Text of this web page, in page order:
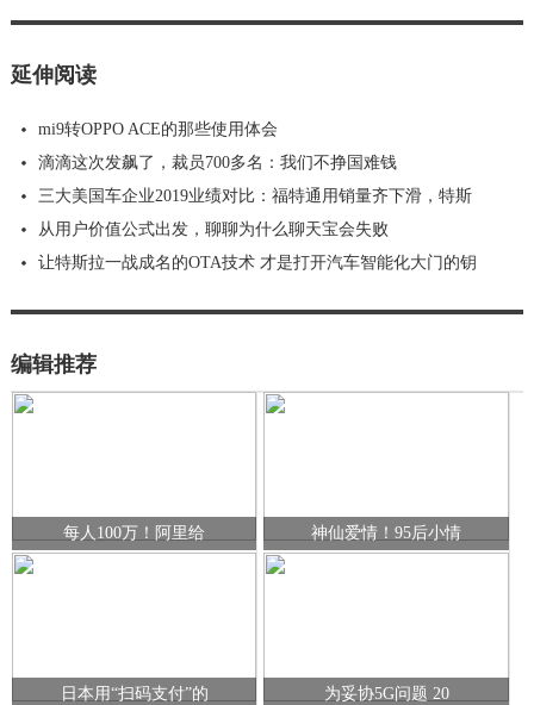
延伸阅读
mi9转OPPO ACE的那些使用体会
滴滴这次发飙了，裁员700多名：我们不挣国难钱
三大美国车企业2019业绩对比：福特通用销量齐下滑，特斯
从用户价值公式出发，聊聊为什么聊天宝会失败
让特斯拉一战成名的OTA技术 才是打开汽车智能化大门的钥
编辑推荐
每人100万！阿里给 神仙爱情！95后小情
日本用“扫码支付”的 为妥协5G问题 20